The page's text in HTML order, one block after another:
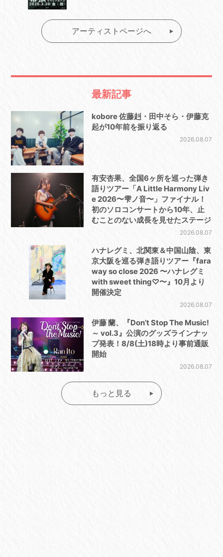
アーティストページへ
最新記事
kobore 佐藤赳・田中そら・伊藤克
起が10年前を振り返る
2026.08.07
有安杏果、全国6ヶ所を巡った弾き
語りツアー「A Little Harmony Liv
e 2026〜雫ノ音〜」ファイナル！
初のソロコンサートから10年、止
むことのない成長を見せたステージ
2026.08.07
ハナレグミ、北関東＆中国山陰、東
京大阪を巡る弾き語りツアー『fara
way so close 2026 〜ハナレグミ
with sweet thing♡〜』10月より
開催決定
2026.08.07
伊藤 蘭、『Don’t Stop The Music!
～ vol.3』公演のグッズラインナッ
プ発表！8/8(土)18時より事前通販
開始
2026.08.07
もっと見る